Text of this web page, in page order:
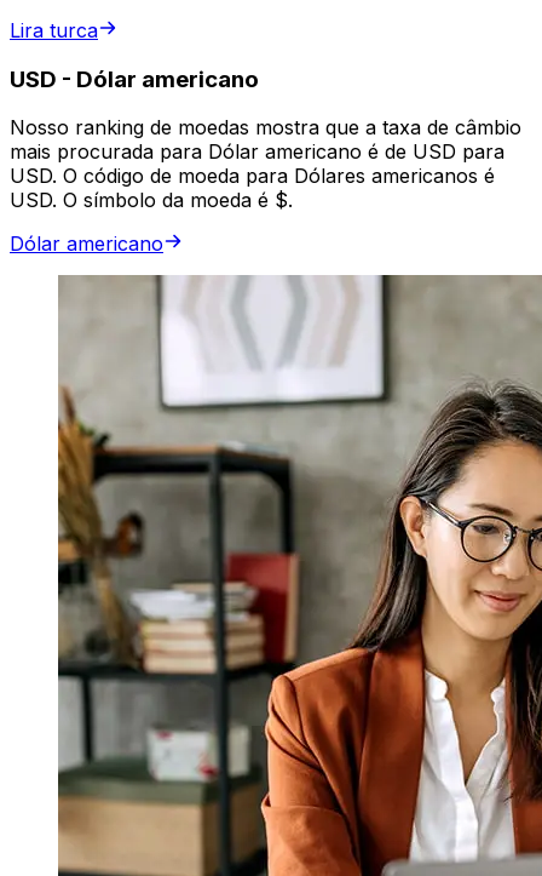
Lira turca
USD - Dólar americano
Nosso ranking de moedas mostra que a taxa de câmbio
mais procurada para Dólar americano é de USD para
USD. O código de moeda para Dólares americanos é
USD. O símbolo da moeda é $.
Dólar americano